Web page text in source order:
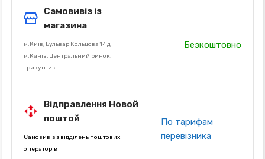
Самовивіз із
магазина
м.Київ, Бульвар Кольцова 14 д
м.Канів, Центральний ринок,
трикутник
Безкоштовно
Відправлення Новой
поштой
Самовивіз з відділень поштових
операторів
По тарифам
перевізника